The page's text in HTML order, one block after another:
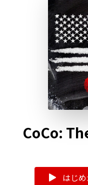
初回30日間無料お
CoCo:
はじ